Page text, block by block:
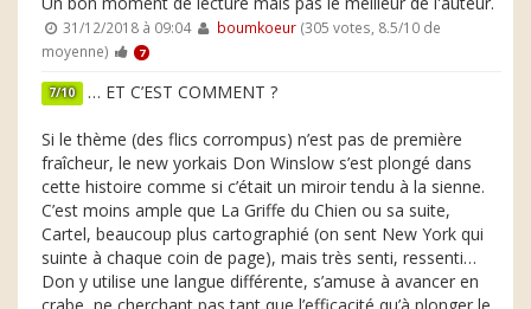
31/12/2018 à 09:04 boumkoeur(305 votes, 8.5/10 de
moyenne)
7
7/10 … ET C’EST COMMENT ?
Si le thème (des flics corrompus) n’est pas de première
fraîcheur, le new yorkais Don Winslow s’est plongé dans
cette histoire comme si c’était un miroir tendu à la sienne.
C’est moins ample que La Griffe du Chien ou sa suite,
Cartel, beaucoup plus cartographié (on sent New York qui
suinte à chaque coin de page), mais très senti, ressenti…
Don y utilise une langue différente, s’amuse à avancer en
crabe, ne cherchant pas tant que l’efficacité qu’à plonger le